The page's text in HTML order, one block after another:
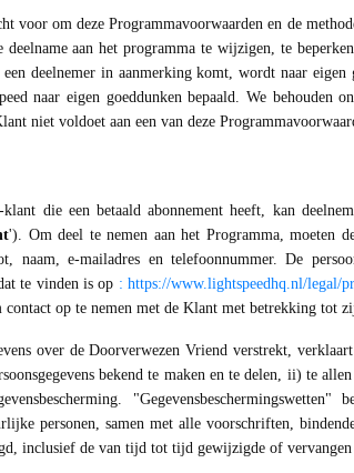
voor om deze Programmavoorwaarden en de
deelname aan het programma te wijzigen, te
deelnemer in aanmerking komt, wordt naar
naar eigen goeddunken bepaald. We
niet voldoet aan een van deze
die een betaald abonnement heeft, kan
'). Om deel te nemen aan het Programma, moeten
naam, e-mailadres en telefoonnummer. De
te vinden is op : https://www.lightspeedhq.nl/legal/
op te nemen met de Klant met betrekking tot
over de Doorverwezen Vriend verstrekt,
bekend te maken en te delen, ii) te
personen, samen met alle voorschriften,
inclusief de van tijd tot tijd gewijzigde of